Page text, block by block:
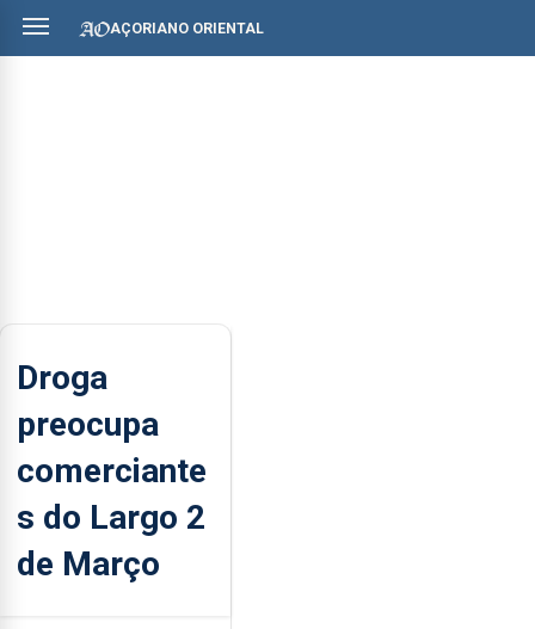
AÇORIANO ORIENTAL
Droga
preocupa
comerciante
s do Largo 2
de Março